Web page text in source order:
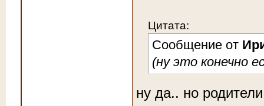
Цитата:
Сообщение от
(ну это конечно
ну да.. но